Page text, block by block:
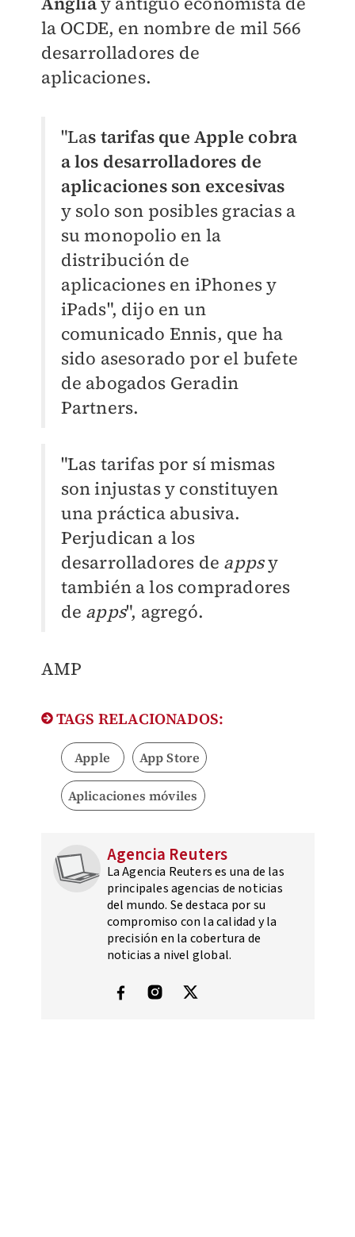
la OCDE, en nombre de mil 566
desarrolladores de
aplicaciones.
"Las tarifas que Apple cobra
a los desarrolladores de
aplicaciones son excesivas
y solo son posibles gracias a
su monopolio en la
distribución de
aplicaciones en iPhones y
iPads", dijo en un
comunicado Ennis, que ha
sido asesorado por el bufete
de abogados Geradin
Partners.
"Las tarifas por sí mismas
son injustas y constituyen
una práctica abusiva.
Perjudican a los
desarrolladores de appsy
también a los compradores
de apps", agregó.
AMP
TAGS RELACIONADOS:
Apple App Store
Aplicaciones móviles
Agencia Reuters
La Agencia Reuters es una de las
principales agencias de noticias
del mundo. Se destaca por su
compromiso con la calidad y la
precisión en la cobertura de
noticias a nivel global.